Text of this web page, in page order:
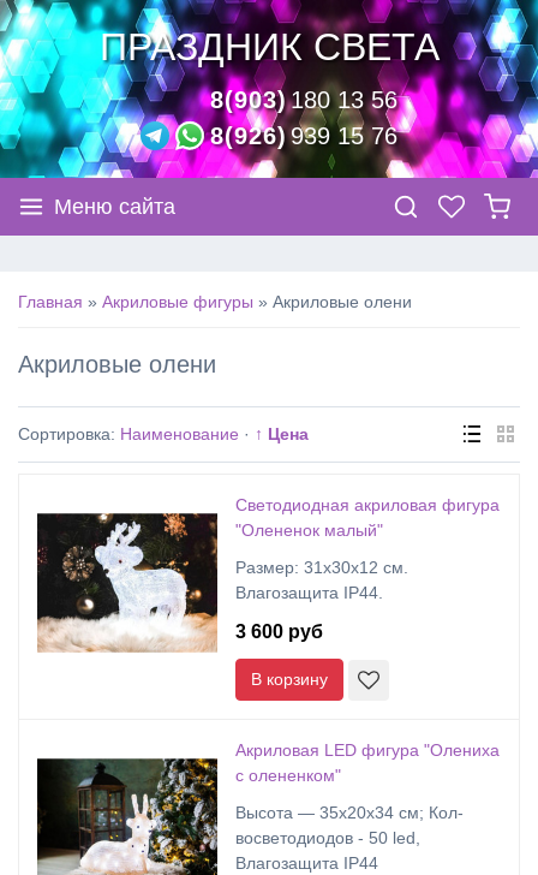
ПРАЗДНИК СВЕТА
8(903)180 13 56
8(926)939 15 76
Меню сайта
Главная » Акриловые фигуры » Акриловые олени
Акриловые олени
Сортировка: Наименование · ↑ Цена
Светодиодная акриловая фигура
"Олененок малый"
Размер: 31х30х12 см.
Влагозащита IP44.
3 600 руб
В корзину
Акриловая LED фигура "Олениха
с олененком"
Высота — 35х20х34 cм; Кол-
восветодиодов - 50 led,
Влагозащита IP44